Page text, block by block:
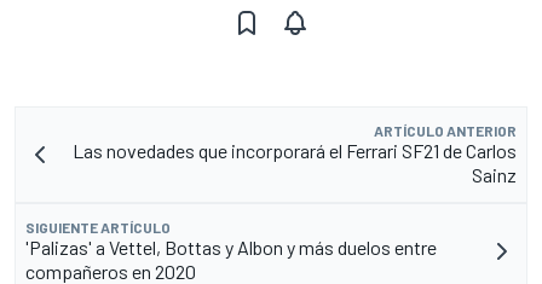
ARTÍCULO ANTERIOR
Las novedades que incorporará el Ferrari SF21 de Carlos
Sainz
SIGUIENTE ARTÍCULO
'Palizas' a Vettel, Bottas y Albon y más duelos entre
compañeros en 2020